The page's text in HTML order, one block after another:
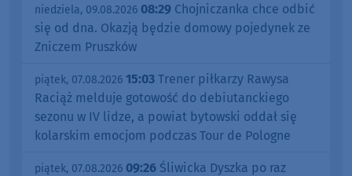
niedziela, 09.08.2026 08:29 Chojniczanka chce odbić
się od dna. Okazją będzie domowy pojedynek ze
Zniczem Pruszków
piątek, 07.08.2026 15:03 Trener piłkarzy Rawysa
Raciąż melduje gotowość do debiutanckiego
sezonu w IV lidze, a powiat bytowski oddał się
kolarskim emocjom podczas Tour de Pologne
piątek, 07.08.2026 09:26 Śliwicka Dyszka po raz